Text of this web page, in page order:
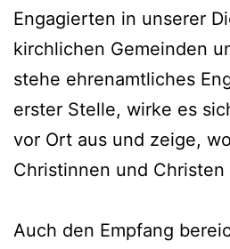
Engagierten in unserer
kirchlichen Gemeinden
stehe ehrenamtliches
erster Stelle, wirke es
vor Ort aus und zeige,
Christinnen und Christen
Auch den Empfang